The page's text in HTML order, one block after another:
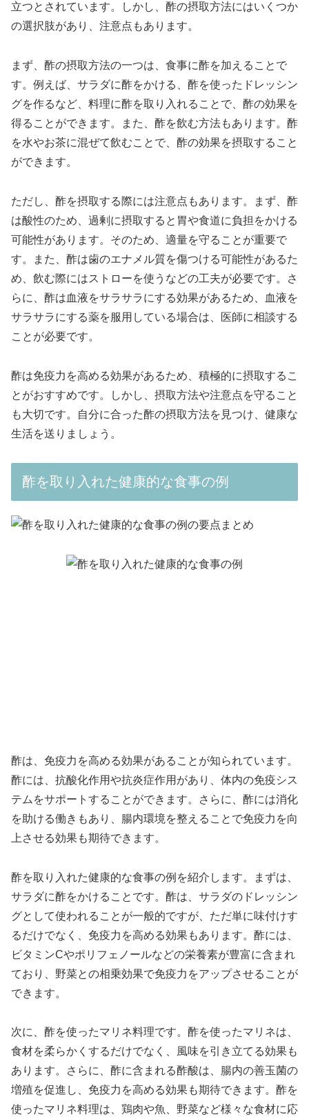
立つとされています。しかし、酢の摂取方法にはいくつか
の選択肢があり、注意点もあります。
まず、酢の摂取方法の一つは、食事に酢を加えることで
す。例えば、サラダに酢をかける、酢を使ったドレッシン
グを作るなど、料理に酢を取り入れることで、酢の効果を
得ることができます。また、酢を飲む方法もあります。酢
を水やお茶に混ぜて飲むことで、酢の効果を摂取すること
ができます。
ただし、酢を摂取する際には注意点もあります。まず、酢
は酸性のため、過剰に摂取すると胃や食道に負担をかける
可能性があります。そのため、適量を守ることが重要で
す。また、酢は歯のエナメル質を傷つける可能性があるた
め、飲む際にはストローを使うなどの工夫が必要です。さ
らに、酢は血液をサラサラにする効果があるため、血液を
サラサラにする薬を服用している場合は、医師に相談する
ことが必要です。
酢は免疫力を高める効果があるため、積極的に摂取するこ
とがおすすめです。しかし、摂取方法や注意点を守ること
も大切です。自分に合った酢の摂取方法を見つけ、健康な
生活を送りましょう。
酢を取り入れた健康的な食事の例
酢は、免疫力を高める効果があることが知られています。
酢には、抗酸化作用や抗炎症作用があり、体内の免疫シス
テムをサポートすることができます。さらに、酢には消化
を助ける働きもあり、腸内環境を整えることで免疫力を向
上させる効果も期待できます。
酢を取り入れた健康的な食事の例を紹介します。まずは、
サラダに酢をかけることです。酢は、サラダのドレッシン
グとして使われることが一般的ですが、ただ単に味付けす
るだけでなく、免疫力を高める効果もあります。酢には、
ビタミンCやポリフェノールなどの栄養素が豊富に含まれ
ており、野菜との相乗効果で免疫力をアップさせることが
できます。
次に、酢を使ったマリネ料理です。酢を使ったマリネは、
食材を柔らかくするだけでなく、風味を引き立てる効果も
あります。さらに、酢に含まれる酢酸は、腸内の善玉菌の
増殖を促進し、免疫力を高める効果も期待できます。酢を
使ったマリネ料理は、鶏肉や魚、野菜など様々な食材に応